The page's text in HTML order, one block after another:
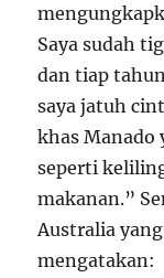
Saya sudah
dan tiap
saya jatuh
khas Manado
seperti
makanan.”
Australia
mengatakan: